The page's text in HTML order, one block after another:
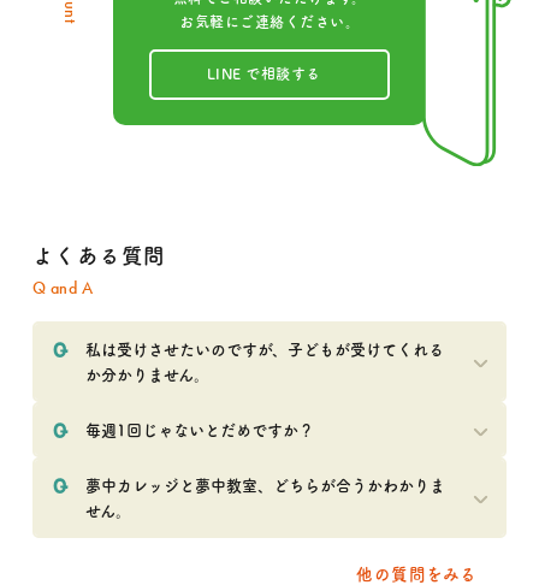
お気軽にご連絡ください。
LINE で相談する
よくある質問
Q and A
私は受けさせたいのですが、子どもが受けてくれる
か分かりません。
毎週1回じゃないとだめですか？
夢中カレッジと夢中教室、どちらが合うかわかりま
せん。
他の質問をみる